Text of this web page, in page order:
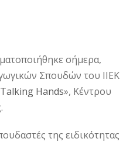
σήμερα,
Σπουδών του ΙΙΕΚ
Talking Hands», Κέντρου
της ειδικότητας